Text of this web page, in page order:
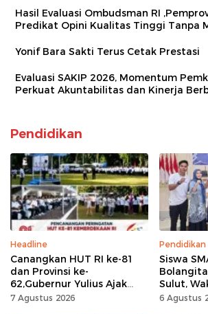
Hasil Evaluasi Ombudsman RI
Predikat Opini Kualitas Tinggi Tanpa
Yonif Bara Sakti Terus Cetak Prestasi
Evaluasi SAKIP 2026, Momentum
Perkuat Akuntabilitas dan Kinerja
Pendidikan
Headline
Canangkan HUT RI ke-81
dan Provinsi ke-
62,Gubernur Yulius Ajak
Seluruh Masyarakat
7 Agustus 2026
Pendidikan
Siswa
Sulut,
Tingkat
6 Agustus